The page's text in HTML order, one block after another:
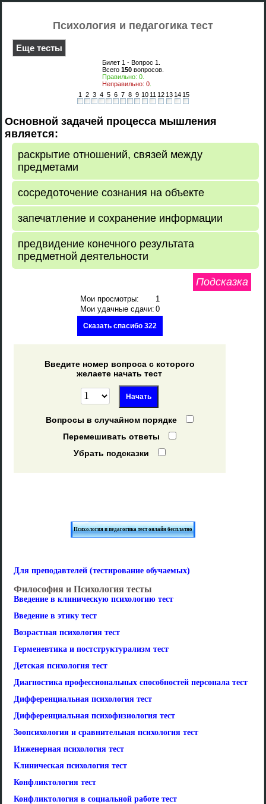
Психология и педагогика тест
Еще тесты
Билет 1 - Вопрос 1
Всего 150 вопросов.
Правильно: 0
Неправильно: 0
1
2 3 4 5 6 7 8 9 10 11 12 13 14 15
Основной задачей процесса мышления
является:
раскрытие отношений, связей между
предметами
сосредоточение сознания на объекте
запечатление и сохранение информации
предвидение конечного результата
предметной деятельности
Подсказка
Мои просмотры:
1
Мои удачные сдачи: 0
Сказать спасибо 322
Введите номер вопроса с которого
желаете начать тест
Вопросы в случайном порядке
Перемешивать ответы
Убрать подсказки
Психология и педагогика тест онлайн бесплатно
Для преподавтелей (тестирование обучаемых)
Философия и Психология тесты
Введение в клиническую психологию тест
Введение в этику тест
Возрастная психология тест
Герменевтика и постструктурализм тест
Детская психология тест
Диагностика профессиональных способностей персонала тест
Дифференциальная психология тест
Дифференциальная психофизиология тест
Зоопсихология и сравнительная психология тест
Инженерная психология тест
Клиническая психология тест
Конфликтология тест
Конфликтология в социальной работе тест